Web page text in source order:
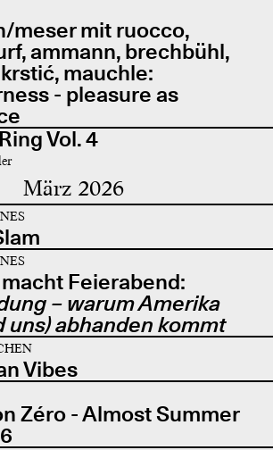
meser mit ruocco,
ammann, brechbühl,
mauchle:
- pleasure as
Vol. 4
März 2026
Feierabend:
– warum Amerika
uns) abhanden kommt
Vibes
Zéro - Almost Summer